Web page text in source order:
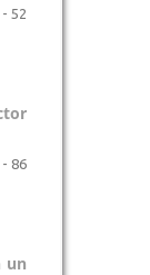
52
- 86
un